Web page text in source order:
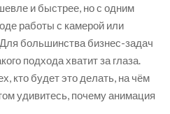
и быстрее, но с одним
работы с камерой или
большинства бизнес-задач
подхода хватит за глаза.
кто будет это делать, на чём
удивитесь, почему анимация